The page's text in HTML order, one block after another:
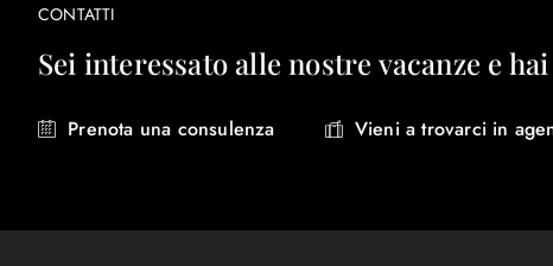
CONTATTI
Sei interessato alle nostre vacanze e
Prenota una consulenza Vieni a trovarci in